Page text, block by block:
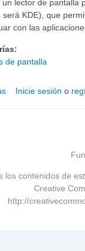
un lector de pantalla
será KDE), que
con las
de pantalla
sobre Orca 0.2.0
Inicie sesión o
los contenidos de
Creative
http://